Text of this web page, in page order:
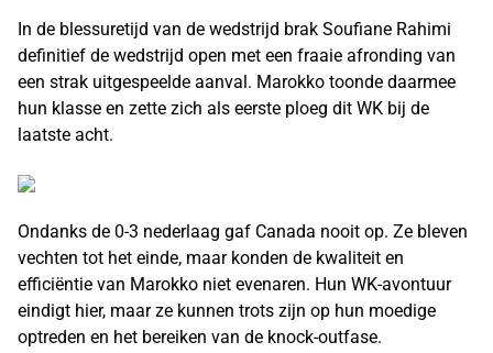
In de blessuretijd van de wedstrijd brak Soufiane Rahimi
definitief de wedstrijd open met een fraaie afronding van
een strak uitgespeelde aanval. Marokko toonde daarmee
hun klasse en zette zich als eerste ploeg dit WK bij de
laatste acht.
Ondanks de 0-3 nederlaag gaf Canada nooit op. Ze bleven
vechten tot het einde, maar konden de kwaliteit en
efficiëntie van Marokko niet evenaren. Hun WK-avontuur
eindigt hier, maar ze kunnen trots zijn op hun moedige
optreden en het bereiken van de knock-outfase.